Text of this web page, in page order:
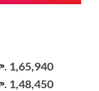
1,65,940
1,48,450